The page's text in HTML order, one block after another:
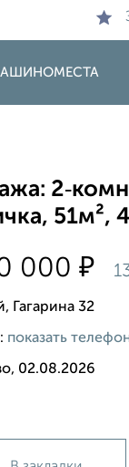
51м²,
000₽
Гагарина 32
показать
02.08.2026